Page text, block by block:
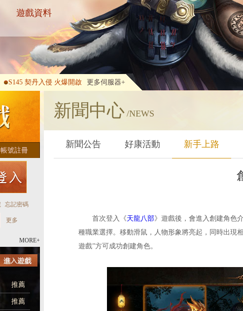
遊戲資料
更多伺服器+
S145 契丹入侵 火爆開啟
帳號註冊
MORE+
推薦
推薦
新聞中心 /NEWS
新聞公告 好康活動 新手上路
首次登入 《天龍八部》遊戲後，會進入創建角色
種職業選擇。移動滑鼠，人物形象將亮起，同時出現
遊戲”方可成功創建角色。